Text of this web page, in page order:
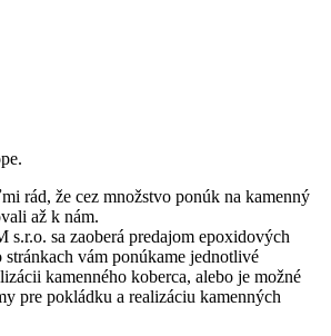
rád, že cez množstvo ponúk na kamenný
až k nám.
sa zaoberá predajom epoxidových
vám ponúkame jednotlivé
kamenného koberca, alebo je možné
pre pokládku a realizáciu kamenných